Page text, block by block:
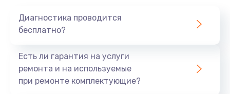
Заказать
Диагностика проводится
бесплатно?
Есть ли гарантия на услуги
ремонта и на используемые
при ремонте комплектующие?